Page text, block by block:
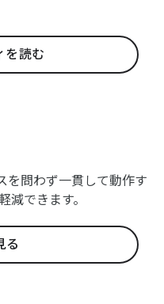
を読む
を問わず一貫して動作す
減できます。
る